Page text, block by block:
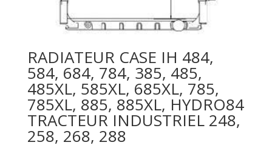
RADIATEUR CASE IH 484,
584, 684, 784, 385, 485,
485XL, 585XL, 685XL, 785,
785XL, 885, 885XL, HYDRO84
TRACTEUR INDUSTRIEL 248,
258, 268, 288